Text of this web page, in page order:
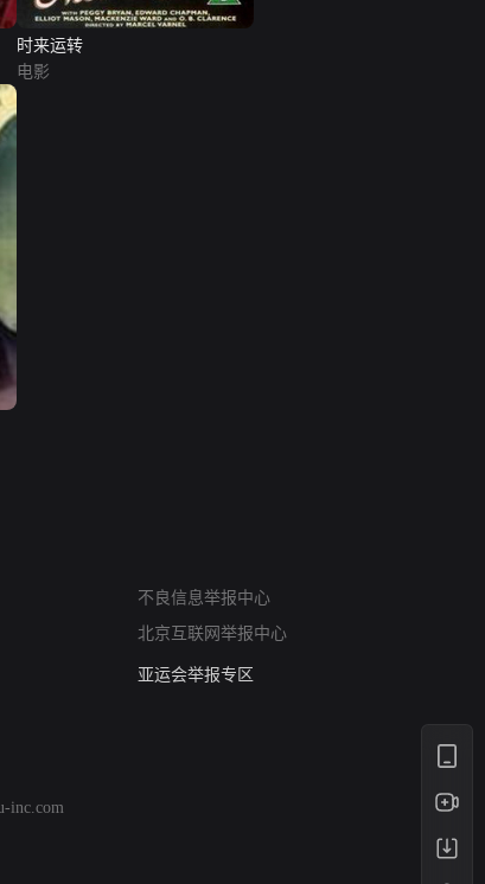
时来运转
电影
不良信息举报中心
北京互联网举报中心
亚运会举报专区
涉历史虚无举报
inc.com